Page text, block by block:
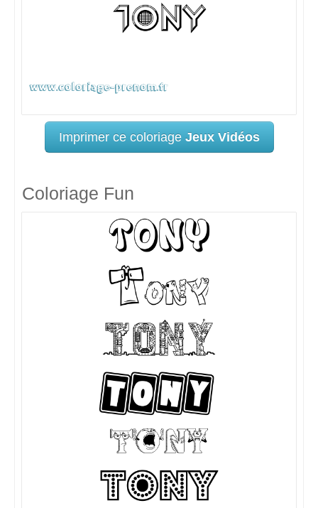
Imprimer ce coloriage Jeux Vidéos
Coloriage Fun